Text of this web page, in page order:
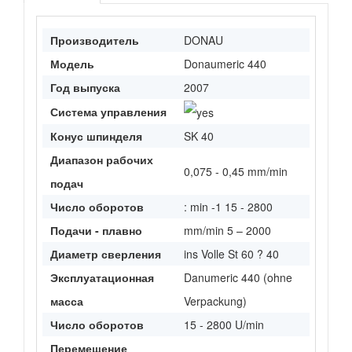
Производитель
DONAU
Модель
Donaumeric 440
Год выпуска
2007
Система управления
Конус шпинделя
SK 40
Диапазон рабочих
подач
0,075 - 0,45 mm/min
Число оборотов
: min -1 15 - 2800
Подачи - плавно
mm/min 5 – 2000
Диаметр сверления
ins Volle St 60 ? 40
Эксплуатационная
масса
Danumeric 440 (ohne
Verpackung)
Число оборотов
15 - 2800 U/min
Перемещение